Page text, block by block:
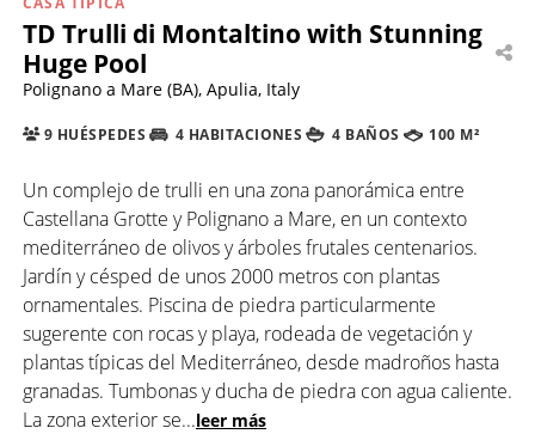
TD Trulli di Montaltino with Stunning
Huge Pool
Polignano a Mare (BA), Apulia, Italy
9 HUÉSPEDES 4 HABITACIONES 4 BAÑOS 100 M²
Un complejo de trulli en una zona panorámica entre
Castellana Grotte y Polignano a Mare, en un contexto
mediterráneo de olivos y árboles frutales centenarios.
Jardín y césped de unos 2000 metros con plantas
ornamentales. Piscina de piedra particularmente
sugerente con rocas y playa, rodeada de vegetación y
plantas típicas del Mediterráneo, desde madroños hasta
granadas. Tumbonas y ducha de piedra con agua caliente.
La zona exterior se...leer más